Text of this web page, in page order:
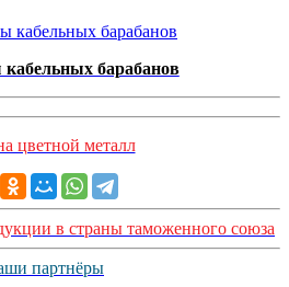
барабанов
цветной металл
в страны таможенного союза
партнёры